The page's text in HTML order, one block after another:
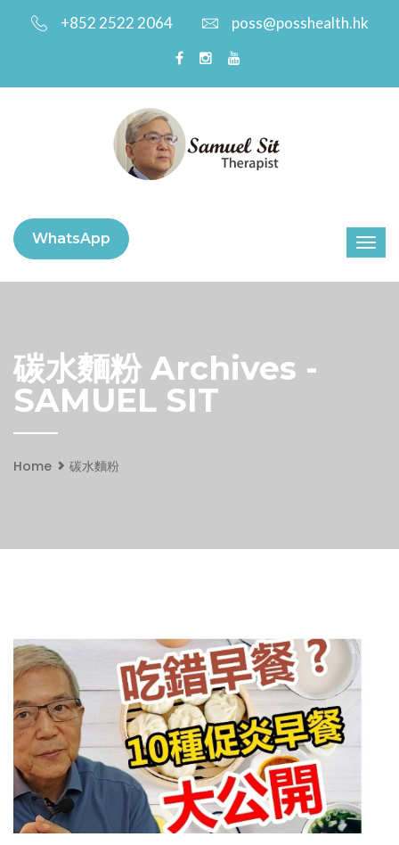
+852 2522 2064 poss@posshealth.hk
WhatsApp
碳水麵粉 Archives -
SAMUEL SIT
Home 碳水麵粉